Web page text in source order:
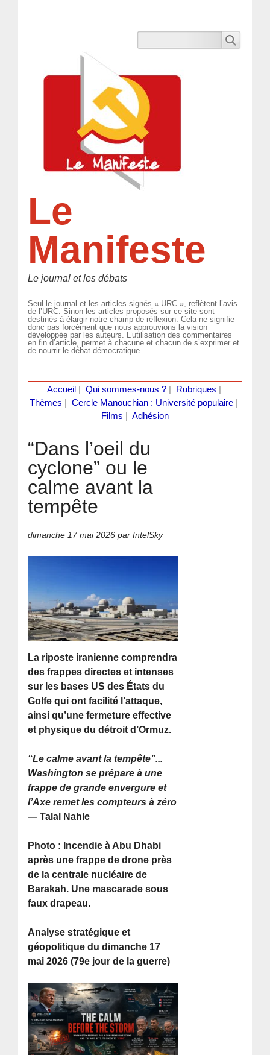
Le
Manifeste
Le journal et les débats
Seul le journal et les articles signés « URC », reflètent l’avis
de l’URC. Sinon les articles proposés sur ce site sont
destinés à élargir notre champ de réflexion. Cela ne signifie
donc pas forcément que nous approuvions la vision
développée par les auteurs. L’utilisation des commentaires
en fin d’article, permet à chacune et chacun de s’exprimer et
de nourrir le débat démocratique.
Accueil Qui sommes-nous ?| Rubriques
Thèmes
Cercle Manouchian : Université populaire
Films
Adhésion
“Dans l’oeil du
cyclone” ou le
calme avant la
tempête
dimanche 17 mai 2026 par IntelSky
La riposte iranienne comprendra
des frappes directes et intenses
sur les bases US des États du
Golfe qui ont facilité l’attaque,
ainsi qu’une fermeture effective
et physique du détroit d’Ormuz.
“Le calme avant la tempête”...
Washington se prépare à une
frappe de grande envergure et
l’Axe remet les compteurs à zéro
— Talal Nahle
Photo : Incendie à Abu Dhabi
après une frappe de drone près
de la centrale nucléaire de
Barakah. Une mascarade sous
faux drapeau.
Analyse stratégique et
géopolitique du dimanche 17
mai 2026 (79e jour de la guerre)